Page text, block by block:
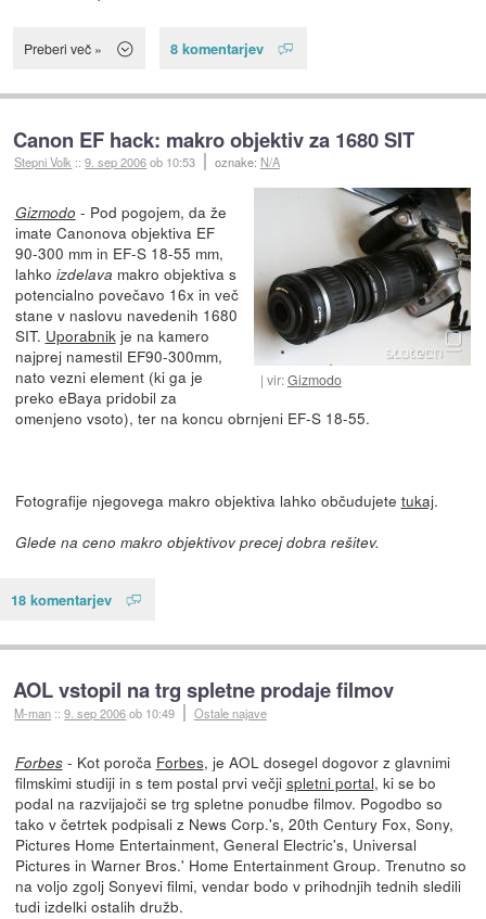
Preberi več » 8 komentarjev
Canon EF hack: makro objektiv za 1680 SIT
Stepni Volk ::9. sep 2006ob 10:53 oznake: N/A
vir:Gizmodo
Gizmodo - Pod pogojem, da že
imate Canonova objektiva EF
90-300 mm in EF-S 18-55 mm,
lahko izdelava makro objektiva s
potencialno povečavo 16x in več
stane v naslovu navedenih 1680
SIT. Uporabnikje na kamero
najprej namestil EF90-300mm,
nato vezni element (ki ga je
preko eBaya pridobil za
omenjeno vsoto), ter na koncu obrnjeni EF-S 18-55.
Fotografije njegovega makro objektiva lahko občudujete tukaj.
Glede na ceno makro objektivov precej dobra rešitev.
18 komentarjev
AOL vstopil na trg spletne prodaje filmov
M-man ::9. sep 2006ob 10:49 Ostale najave
Forbes- Kot poroča Forbes, je AOL dosegel dogovor z glavnimi
filmskimi studiji in s tem postal prvi večji spletni portal, ki se bo
podal na razvijajoči se trg spletne ponudbe filmov. Pogodbo so
tako v četrtek podpisali z News Corp.'s, 20th Century Fox, Sony,
Pictures Home Entertainment, General Electric's, Universal
Pictures in Warner Bros.' Home Entertainment Group. Trenutno so
na voljo zgolj Sonyevi filmi, vendar bodo v prihodnjih tednih sledili
tudi izdelki ostalih družb.